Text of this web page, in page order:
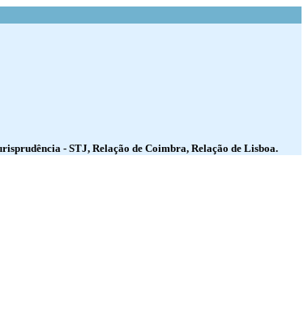
- STJ, Relação de Coimbra, Relação de Lisboa.